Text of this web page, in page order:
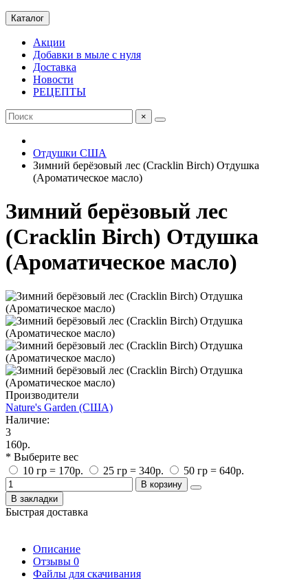
Каталог
Акции
Добавки в мыле с нуля
Доставка
Новости
РЕЦЕПТЫ
×
Отдушки США
Зимний берёзовый лес (Cracklin Birch) Отдушка
(Ароматическое масло)
Зимний берёзовый лес
(Cracklin Birch) Отдушка
(Ароматическое масло)
Производители
Nature's Garden (США)
Наличие:
3
160р.
* Выберите вес
10 гр = 170р.
25 гр = 340р. 50 гр = 640р.
В корзину
В закладки
Быстрая доставка
Описание
Отзывы 0
Файлы для скачивания